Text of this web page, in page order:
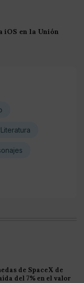
iOS en la Unión
de SpaceX de
del 7% en el valor